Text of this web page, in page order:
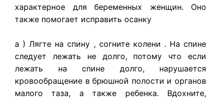
характерное для беременных женщин. Оно
также помогает исправить осанку
а ) Лягте на спину , согните колени . На спине
следует лежать не долго, потому что если
лежать на спине долго, нарушается
кровообращение в брюшной полости и органов
малого таза, а также ребенка. Вдохните,